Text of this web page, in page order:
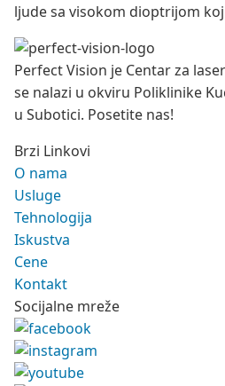
ljude sa visokom dioptrijom
Perfect Vision je Centar za
se nalazi u okviru Poliklinike
u Subotici. Posetite nas!
Brzi Linkovi
O nama
Usluge
Tehnologija
Iskustva
Cene
Kontakt
Socijalne mreže